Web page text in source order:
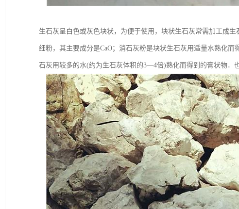
生石灰呈白色或灰色块状，为便于使用，块状生石灰常需加工成
细粉，其主要成分是CaO；消石灰粉是块状生石灰用适量水熟化
石灰用较多的水(约为生石灰体积的3—4倍)熟化而得到的膏状物．